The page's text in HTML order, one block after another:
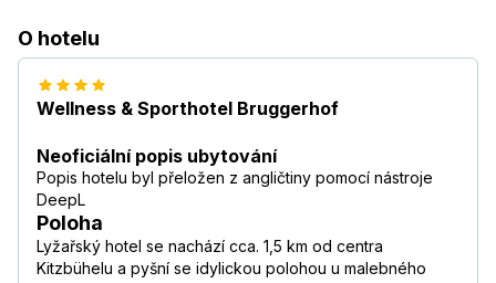
O hotelu
Wellness & Sporthotel Bruggerhof
Neoficiální popis ubytování
Popis hotelu byl přeložen z angličtiny pomocí nástroje
DeepL
Poloha
Lyžařský hotel se nachází cca. 1,5 km od centra
Kitzbühelu a pyšní se idylickou polohou u malebného